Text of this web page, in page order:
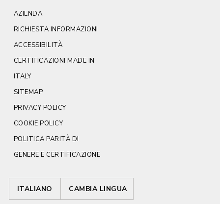
AZIENDA
RICHIESTA INFORMAZIONI
ACCESSIBILITÀ
CERTIFICAZIONI MADE IN
ITALY
SITEMAP
PRIVACY POLICY
COOKIE POLICY
POLITICA PARITÀ DI
GENERE E CERTIFICAZIONE
ITALIANO CAMBIA LINGUA